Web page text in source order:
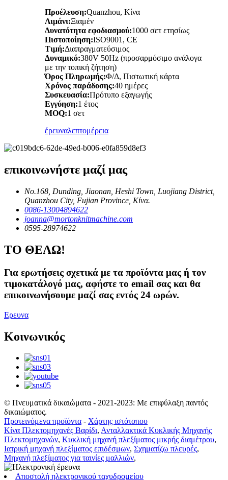
Προέλευση:Quanzhou, Κίνα
Λιμάνι:Ξιαμέν
Δυνατότητα εφοδιασμού:1000 σετ ετησίως
Πιστοποίηση:ISO9001, CE
Τιμή:Διαπραγματεύσιμος
Δυναμικό:380V 50Hz (προσαρμόσιμο ανάλογα
με την τοπική ζήτηση)
Όρος Πληρωμής:Φ/Δ, Πιστωτική κάρτα
Χρόνος παράδοσης:40 ημέρες
Συσκευασία:Πρότυπο εξαγωγής
Εγγύηση:1 έτος
MOQ:1 σετ
έρευναλεπτομέρεια
επικοινωνήστε μαζί μας
No.168, Dunding, Jiaonan, Heshi Town, Luojiang District,
Quanzhou City, Fujian Province, Κίνα.
0086-13004894622
joanna@mortonknitmachine.com
0595-28974622
ΤΟ ΘΕΛΩ!
Για ερωτήσεις σχετικά με τα προϊόντα μας ή τον
τιμοκατάλογό μας, αφήστε το email σας και θα
επικοινωνήσουμε μαζί σας εντός 24 ωρών.
Ερευνα
Κοινωνικός
© Πνευματικά δικαιώματα - 2021-2023: Με επιφύλαξη παντός
δικαιώματος.
Προτεινόμενα προϊόντα - Χάρτης ιστότοπου
Κίνα Πλεκτομηχανές Βαρίδι, Ανταλλακτικά Κυκλικής Μηχανής
Πλεκτομηχανών, Κυκλική μηχανή πλεξίματος μικρής διαμέτρου,
Ιατρική μηχανή πλεξίματος επιδέσμων, Σχηματίζω πλευρές,
Μηχανή πλεξίματος για ταινίες μαλλιών,
Αποστολή ηλεκτρονικού ταχυδρομείου